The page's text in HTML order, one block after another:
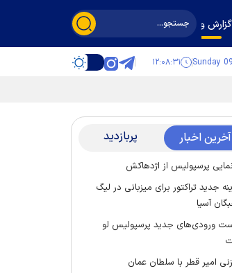
گزارش و گفت‌وگو
Sunday ۱۲:۰۸:۳۲
آخرین اخبار پربازدید
پرسپولیس از اژدهاکش
جدید تراکتور برای میزبانی در لیگ
آسیا
ورودی‌های جدید پرسپولیس لو
امیر قطر با سلطان عمان